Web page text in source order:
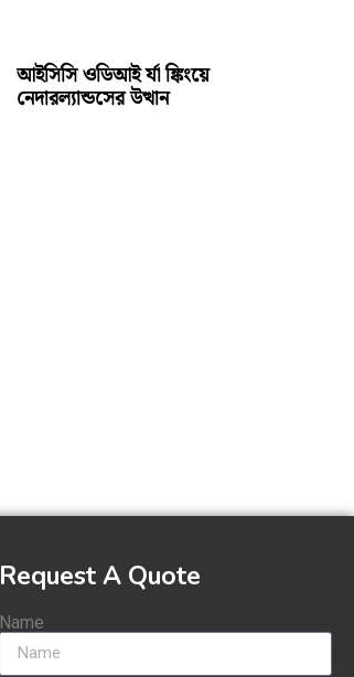
আইসিসি ওডিআই র্যা ঙ্কিংয়ে
নেদারল্যান্ডসের উত্থান
Request A Quote
Name